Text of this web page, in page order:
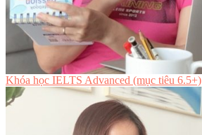
Khóa học IELTS Advanced (mục tiêu 6.5+)